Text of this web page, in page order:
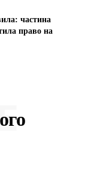
частина
право на